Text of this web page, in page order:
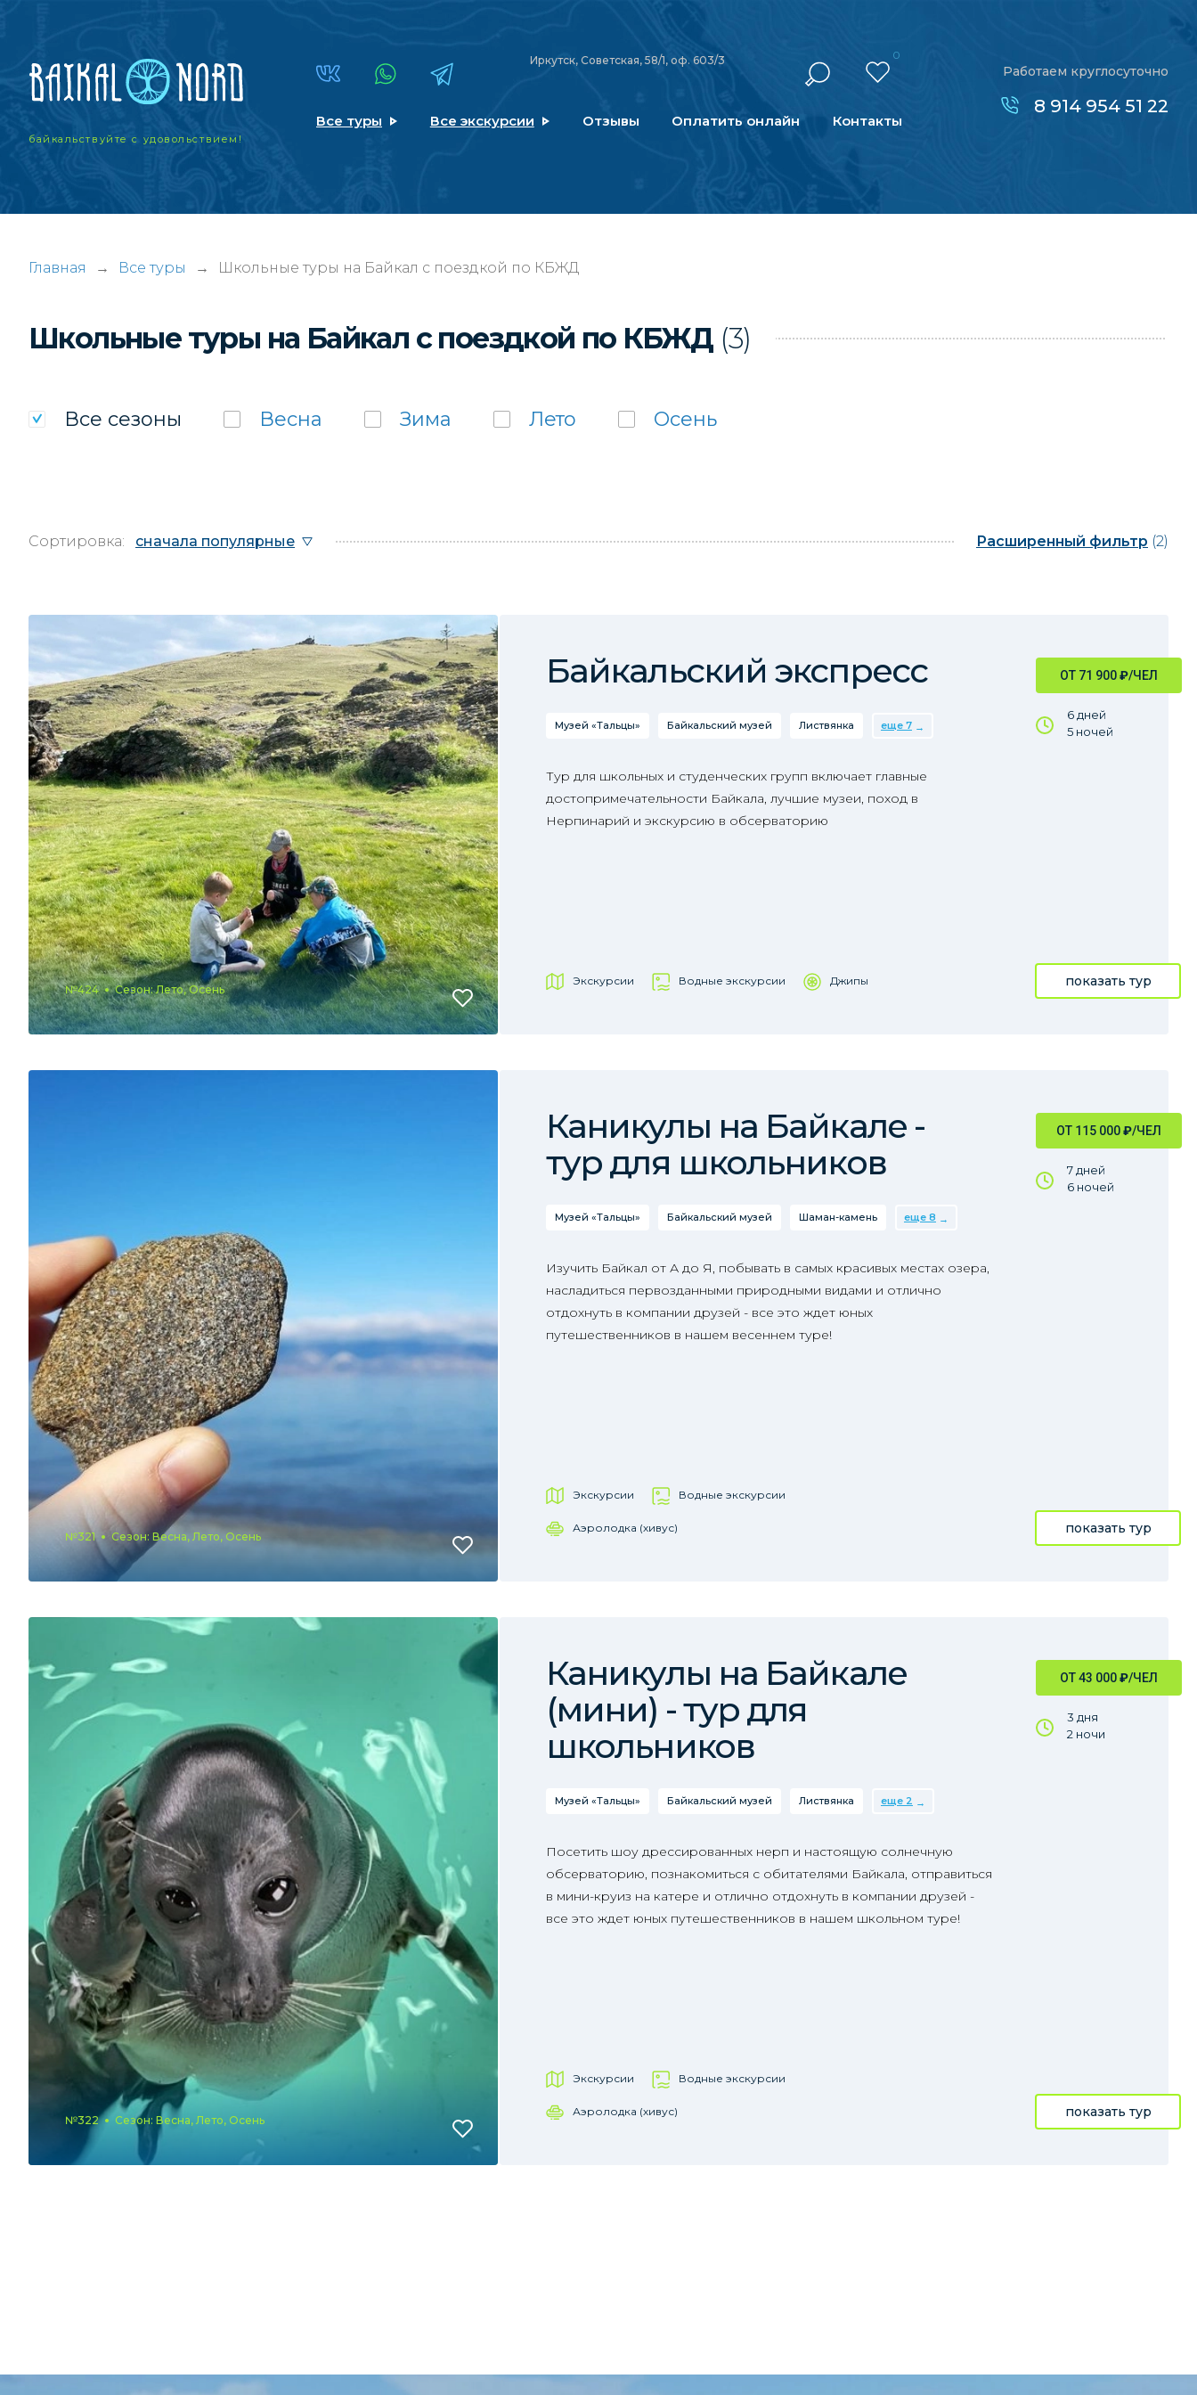
байкальствуйтес удовольствием!
Иркутск, Советская, 58/1, оф. 603/3 0
Все туры Все экскурсии Отзывы Оплатить онлайн Контакты
Работаем круглосуточно
8 914 954 51 22
Главная → Все туры → Школьные туры на Байкал с поездкой по КБЖД
Школьные туры на Байкал с поездкой по КБЖД (3)
Все сезоны Весна Зима Лето Осень
Сортировка: сначала популярные Расширенный фильтр (2)
№424 Сезон: Лето, Осень
ОТ 71 900₽/ЧЕЛ
6 дней
5 ночей
Байкальский экспресс
Музей «Тальцы» Байкальский музей Листвянка еще 7
Тур для школьных и студенческих групп включает главные
достопримечательности Байкала, лучшие музеи, поход в
Нерпинарий и экскурсию в обсерваторию
Экскурсии Водные экскурсии Джипы показать тур
№321 Сезон: Весна, Лето, Осень
ОТ 115 000₽/ЧЕЛ
7 дней
6 ночей
Каникулы на Байкале -
тур для школьников
Музей «Тальцы» Байкальский музей Шаман-камень еще 8
Изучить Байкал от А до Я, побывать в самых красивых местах озера,
насладиться первозданными природными видами и отлично
отдохнуть в компании друзей - все это ждет юных
путешественников в нашем весеннем туре!
Экскурсии Водные экскурсии
Аэролодка (хивус) показать тур
№322 Сезон: Весна, Лето, Осень
ОТ 43 000₽/ЧЕЛ
3 дня
2 ночи
Каникулы на Байкале
(мини) - тур для
школьников
Музей «Тальцы» Байкальский музей Листвянка еще 2
Посетить шоу дрессированных нерп и настоящую солнечную
обсерваторию, познакомиться с обитателями Байкала, отправиться
в мини-круиз на катере и отлично отдохнуть в компании друзей -
все это ждет юных путешественников в нашем школьном туре!
Экскурсии Водные экскурсии
Аэролодка (хивус) показать тур